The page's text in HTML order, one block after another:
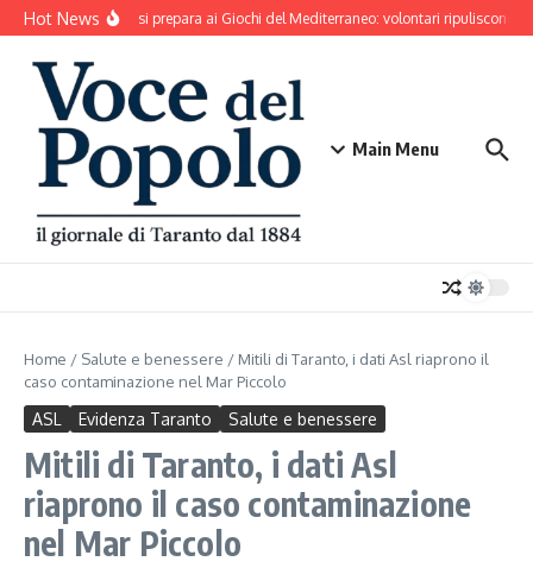
Salta al contenuto
Hot NewsTaranto si prepara ai Giochi del Mediterraneo: volontari ripuliscono
Main Menu
Home / Salute e benessere / Mitili di Taranto, i dati Asl riaprono il
caso contaminazione nel Mar Piccolo
ASL Evidenza Taranto Salute e benessere
Mitili di Taranto, i dati Asl
riaprono il caso contaminazione
nel Mar Piccolo